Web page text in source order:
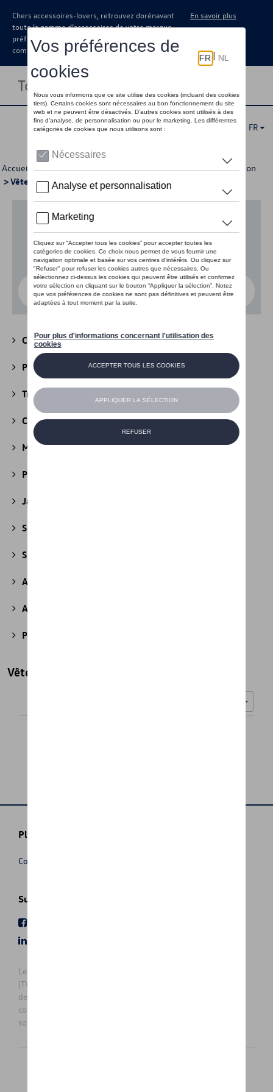
Chers accessoires-lovers, retrouvez dorénavant
toute la gamme d’accessoires de votre marque
préférée sous forme de catalogue à
commander auprès de votre concessionaire.
En savoir plus
Toggle navigation
FR
Accueil >Pour votre Volkswagen >Lifestyle >Active Collection
> Vêtements
Choisissez un modèle
Camping(147)
Packs
Transport
Confort et protection(841)
Multimédia(26)
Produits d'entretien
Jantes et roues
Securité
Sport et design
Accessoires divers
Accessoires pour véhicules électriques
Produits d'atelier
Vêtements
Plus d'informations
Conditions de vente
Suivez nous
Les prix affichés sur le présent site sont des prix recommandés
(TVAc), hors éventuels frais de montage. Pour connaitre le prix
de vente actuel et les éventuels frais de montage, veuillez
contacter votre concessionnaire/agent. Les prix recommandés
sont sujets à des changements sans préavis.